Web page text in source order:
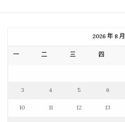
2026 年 8 月
一 二 三 四
3 4 5 6
10 11 12 13